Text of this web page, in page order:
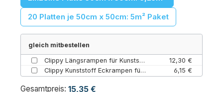
20 Platten je 50cm x 50cm: 5m² Paket
gleich mitbestellen
Clippy Längsrampen für Kunststoff-Bodenroste (Gelb / Einzelstück)
12,30 €
Clippy Kunststoff Eckrampen für Bodenroste (Gelb / Einzelstück)
6,15 €
Gesamtpreis: 15,35 €